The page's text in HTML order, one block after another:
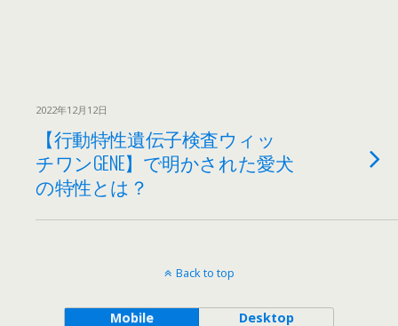
2022年12月12日
【行動特性遺伝子検査ウィッ
チワンGENE】で明かされた愛犬
の特性とは？
Back to top
Mobile Desktop